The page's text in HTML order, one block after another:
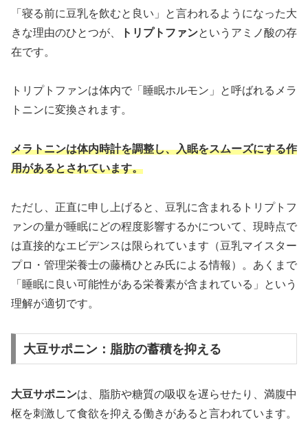
「寝る前に豆乳を飲むと良い」と言われるようになった大
きな理由のひとつが、
トリプトファンというアミノ酸の存
在です。
トリプトファンは体内で「睡眠ホルモン」と呼ばれるメラ
トニンに変換されます。
メラトニンは体内時計を調整し、入眠をスムーズにする作
用があるとされています。
ただし、正直に申し上げると、豆乳に含まれるトリプトフ
ァンの量が睡眠にどの程度影響するかについて、現時点で
は直接的なエビデンスは限られています（豆乳マイスター
プロ・管理栄養士の藤橋ひとみ氏による情報）。あくまで
「睡眠に良い可能性がある栄養素が含まれている」という
理解が適切です。
大豆サポニン：脂肪の蓄積を抑える
大豆サポニンは、脂肪や糖質の吸収を遅らせたり、満腹中
枢を刺激して食欲を抑える働きがあると言われています。